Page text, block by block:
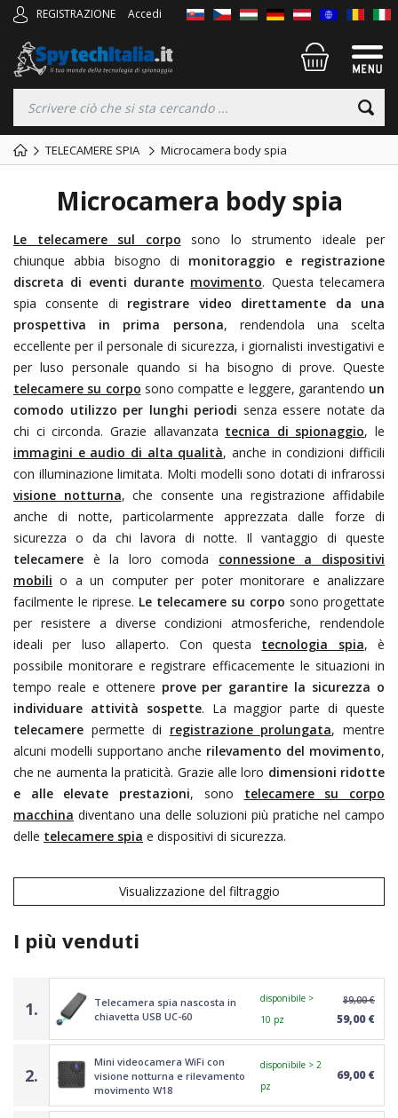
REGISTRAZIONE Accedi
TELECAMERE SPIA Microcamera body spia
Microcamera body spia
Le telecamere sul corpo sono lo strumento ideale per
chiunque abbia bisogno di monitoraggio e registrazione
discreta di eventi durante movimento. Questa telecamera
spia consente di registrare video direttamente da una
prospettiva in prima persona, rendendola una scelta
eccellente per il personale di sicurezza, i giornalisti investigativi e
per luso personale quando si ha bisogno di prove. Queste
telecamere su corpo sono compatte e leggere, garantendo un
comodo utilizzo per lunghi periodi senza essere notate da
chi ci circonda. Grazie allavanzata tecnica di spionaggio, le
immagini e audio di alta qualità, anche in condizioni difficili
con illuminazione limitata. Molti modelli sono dotati di infrarossi
visione notturna, che consente una registrazione affidabile
anche di notte, particolarmente apprezzata dalle forze di
sicurezza o da chi lavora di notte. Il vantaggio di queste
telecamere è la loro comoda connessione a dispositivi
mobili o a un computer per poter monitorare e analizzare
facilmente le riprese. Le telecamere su corpo sono progettate
per resistere a diverse condizioni atmosferiche, rendendole
ideali per luso allaperto. Con questa tecnologia spia, è
possibile monitorare e registrare efficacemente le situazioni in
tempo reale e ottenere prove per garantire la sicurezza o
individuare attività sospette. La maggior parte di queste
telecamere permette di registrazione prolungata, mentre
alcuni modelli supportano anche rilevamento del movimento,
che ne aumenta la praticità. Grazie alle loro dimensioni ridotte
e alle elevate prestazioni, sono telecamere su corpo
macchina diventano una delle soluzioni più pratiche nel campo
delle telecamere spia e dispositivi di sicurezza.
Visualizzazione del filtraggio
I più venduti
1.
Telecamera spia nascosta in
chiavetta USB UC-60
disponibile >
10 pz
89,00 €
59,00 €
2.
Mini videocamera WiFi con
visione notturna e rilevamento
movimento W18
disponibile > 2
pz
69,00 €